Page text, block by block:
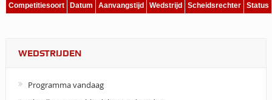
Competitiesoort Datum Aanvangstijd Wedstrijd Scheidsrechter Status
WEDSTRIJDEN
Programma vandaag